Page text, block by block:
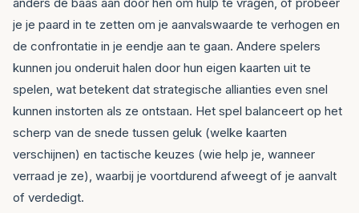
je je paard in te zetten om je aanvalswaarde te verhogen en
de confrontatie in je eendje aan te gaan. Andere spelers
kunnen jou onderuit halen door hun eigen kaarten uit te
spelen, wat betekent dat strategische allianties even snel
kunnen instorten als ze ontstaan. Het spel balanceert op het
scherp van de snede tussen geluk (welke kaarten
verschijnen) en tactische keuzes (wie help je, wanneer
verraad je ze), waarbij je voortdurend afweegt of je aanvalt
of verdedigt.